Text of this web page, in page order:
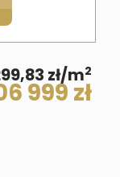
zł/m2
999 zł